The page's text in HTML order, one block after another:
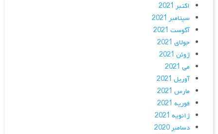
اکتبر 2021
سپتامبر 2021
آگوست 2021
جولای 2021
ژوئن 2021
می 2021
آوریل 2021
مارس 2021
فوریه 2021
ژانویه 2021
دسامبر 2020